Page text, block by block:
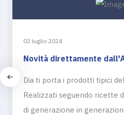
02 luglio 2024
Novità direttamente
Dia ti porta i prodotti tipici
Realizzati seguendo ricette
di generazione in